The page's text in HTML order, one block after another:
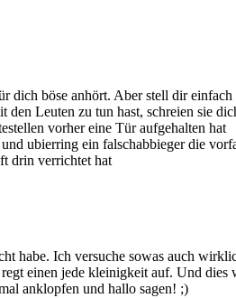
dich böse anhört. Aber stell dir
den Leuten zu tun hast, schreien sie
vorher eine Tür aufgehalten hat
ubierring ein falschabbieger die
drin verrichtet hat
habe. Ich versuche sowas auch
einen jede kleinigkeit auf. Und dies
anklopfen und hallo sagen! ;)